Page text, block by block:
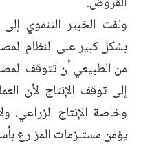
ولفت الخبير التنموي
بشكل كبير على النظام
من الطبيعي أن تتوقف
إلى توقف الإنتاج لأن
وخاصة الإنتاج الزراعي،
يؤمن مستلزمات المزارع